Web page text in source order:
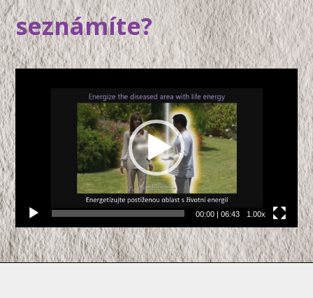
seznámíte?
Video
přehrávač
00:00| 06:43 1.00x